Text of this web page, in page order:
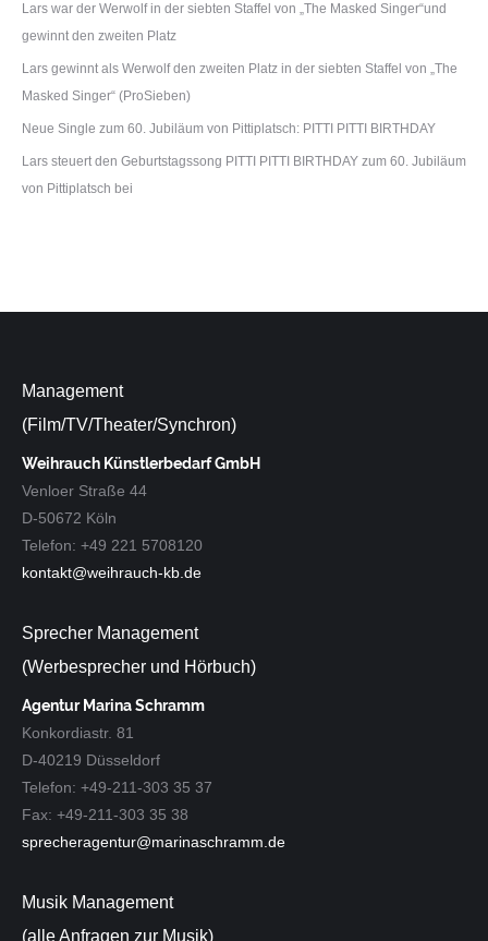
Lars war der Werwolf in der siebten Staffel von „The Masked Singer“und
gewinnt den zweiten Platz
Lars gewinnt als Werwolf den zweiten Platz in der siebten Staffel von „The
Masked Singer“ (ProSieben)
Neue Single zum 60. Jubiläum von Pittiplatsch: PITTI PITTI BIRTHDAY
Lars steuert den Geburtstagssong PITTI PITTI BIRTHDAY zum 60. Jubiläum
von Pittiplatsch bei
Management
(Film/TV/Theater/Synchron)
Weihrauch Künstlerbedarf GmbH
Venloer Straße 44
D-50672 Köln
Telefon: +49 221 5708120
kontakt@weihrauch-kb.de
Sprecher Management
(Werbesprecher und Hörbuch)
Agentur Marina Schramm
Konkordiastr. 81
D-40219 Düsseldorf
Telefon: +49-211-303 35 37
Fax: +49-211-303 35 38
sprecheragentur@marinaschramm.de
Musik Management
(alle Anfragen zur Musik)